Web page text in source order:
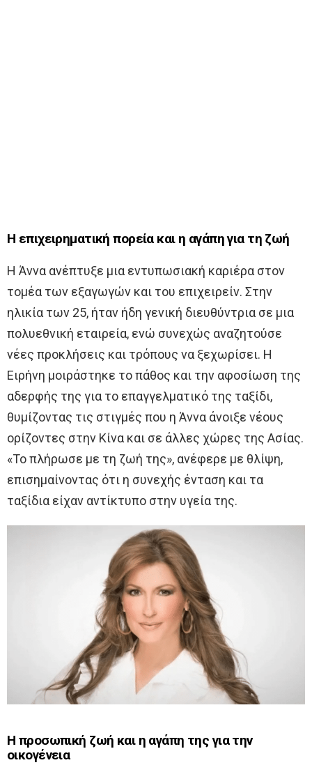
Η επιχειρηματική πορεία και η αγάπη για τη ζωή
Η Άννα ανέπτυξε μια εντυπωσιακή καριέρα στον
τομέα των εξαγωγών και του επιχειρείν. Στην
ηλικία των 25, ήταν ήδη γενική διευθύντρια σε μια
πολυεθνική εταιρεία, ενώ συνεχώς αναζητούσε
νέες προκλήσεις και τρόπους να ξεχωρίσει. Η
Ειρήνη μοιράστηκε το πάθος και την αφοσίωση της
αδερφής της για το επαγγελματικό της ταξίδι,
θυμίζοντας τις στιγμές που η Άννα άνοιξε νέους
ορίζοντες στην Κίνα και σε άλλες χώρες της Ασίας.
«Το πλήρωσε με τη ζωή της», ανέφερε με θλίψη,
επισημαίνοντας ότι η συνεχής ένταση και τα
ταξίδια είχαν αντίκτυπο στην υγεία της.
Η προσωπική ζωή και η αγάπη της για την
οικογένεια